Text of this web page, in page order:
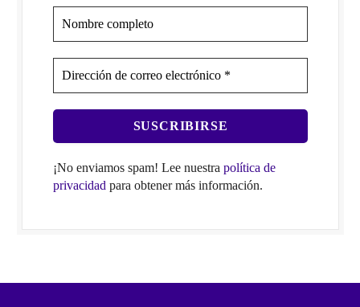
¡No enviamos spam! Lee nuestra política de
privacidad para obtener más información.